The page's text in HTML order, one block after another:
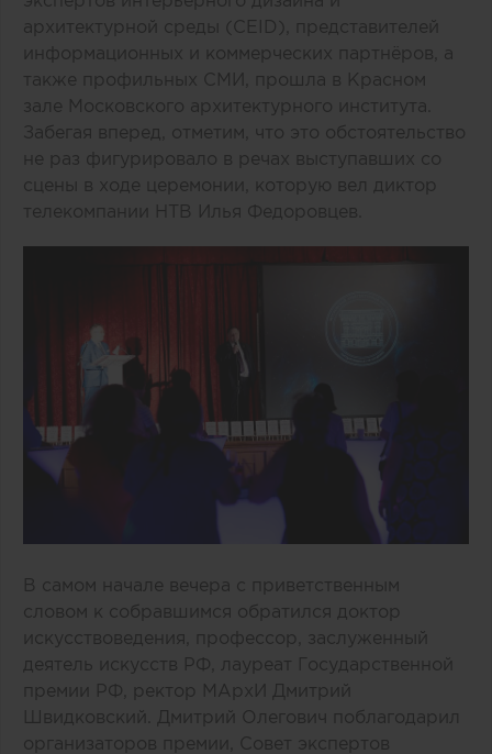
архитектурной среды (CEID), представителей
информационных и коммерческих партнёров, а
также профильных СМИ, прошла в Красном
зале Московского архитектурного института.
Забегая вперед, отметим, что это обстоятельство
не раз фигурировало в речах выступавших со
сцены в ходе церемонии, которую вел диктор
телекомпании НТВ Илья Федоровцев.
В самом начале вечера с приветственным
словом к собравшимся обратился доктор
искусствоведения, профессор, заслуженный
деятель искусств РФ, лауреат Государственной
премии РФ, ректор МАрхИ Дмитрий
Швидковский. Дмитрий Олегович поблагодарил
организаторов премии, Совет экспертов